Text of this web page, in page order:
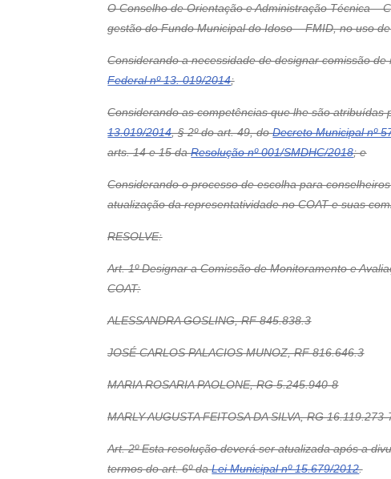
O Conselho de Orientação e Administração Técnica –
gestão do Fundo Municipal do Idoso – FMID, no uso
Considerando a necessidade de designar comissão
Federal nº 13. 019/2014;
Considerando as competências que lhe são
13.019/2014, § 2º do art. 49, doDecreto Municipal nº
arts. 14 e 15 daResolução nº 001/SMDHC/2018; e
Considerando o processo de escolha para
atualização da representatividade no COAT e suas
RESOLVE:
Art. 1º Designar a Comissão de Monitoramento e
COAT:
ALESSANDRA GOSLING, RF 845.838.3
JOSÉ CARLOS PALACIOS MUNOZ, RF 816.646.3
MARIA ROSARIA PAOLONE, RG 5.245.940-8
MARLY AUGUSTA FEITOSA DA SILVA, RG 16.119.273-
Art. 2º Esta resolução deverá ser atualizada após a
termos do art. 6º daLei Municipal nº 15.679/2012.